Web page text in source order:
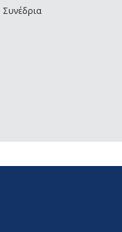
Συνέδρια